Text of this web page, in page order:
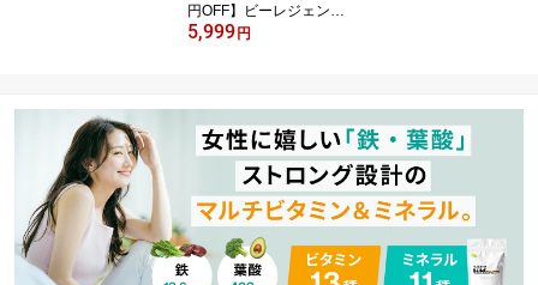
円OFF】ビーレジェンド
プロテイン コアラ小嵐
5,999円